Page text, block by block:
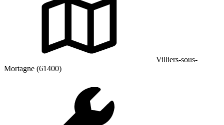
Villiers-sous-
Mortagne (61400)